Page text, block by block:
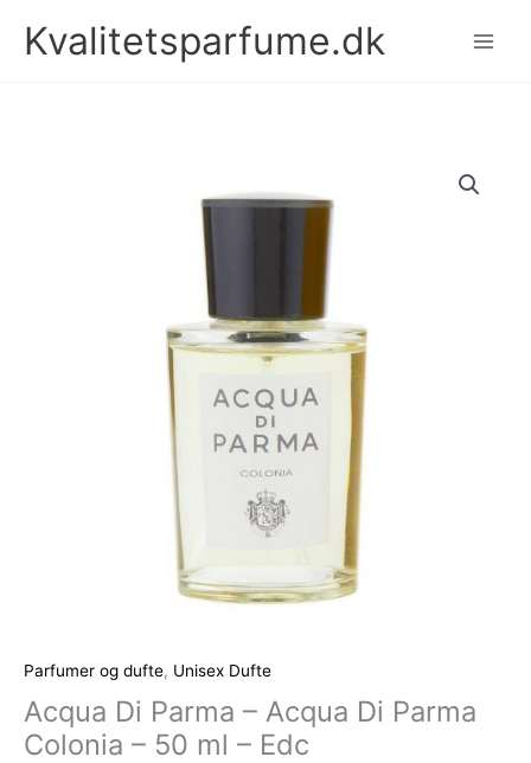
Kvalitetsparfume.dk
Parfumer og dufte, Unisex Dufte
Acqua Di Parma – Acqua Di Parma
Colonia – 50 ml – Edc